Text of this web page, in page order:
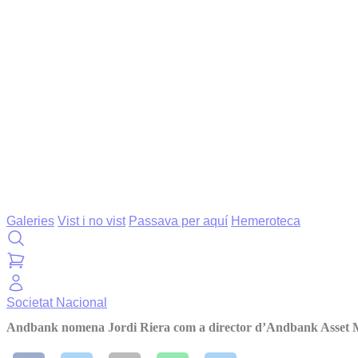
Galeries Vist i no vist Passava per aquí Hemeroteca
Societat Nacional
Andbank nomena Jordi Riera com a director d’Andbank Asset